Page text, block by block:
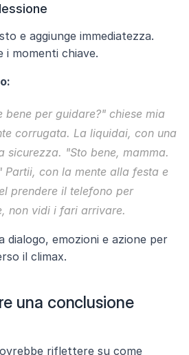
e aggiunge immediatezza.
i momenti chiave.
bene per guidare?" chiese mia
corrugata. La liquidai, con una
sicurezza. "Sto bene, mamma.
Partii, con la mente alla festa e
prendere il telefono per
non vidi i fari arrivare.
dialogo, emozioni e azione per
il climax.
una conclusione
riflettere su come